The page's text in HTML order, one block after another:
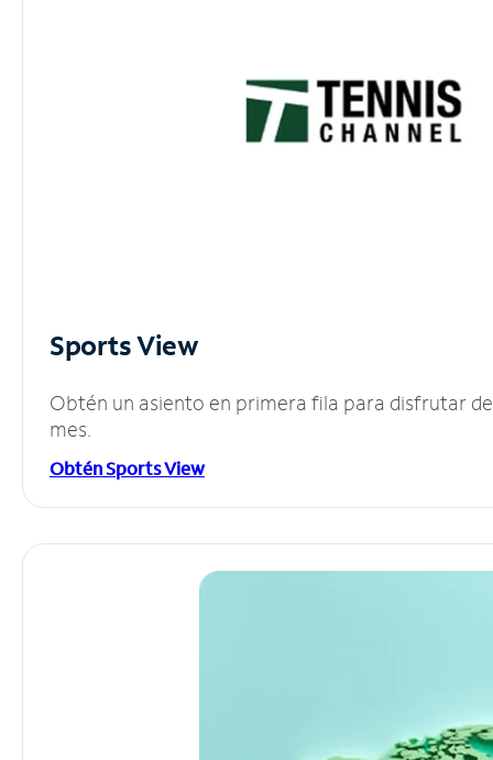
Sports View
Obtén un asiento en primera fila para disfrutar
mes.
Obtén Sports View